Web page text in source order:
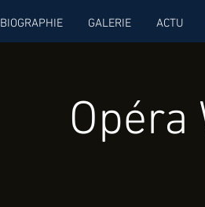
BIOGRAPHIE GALERIE ACTU